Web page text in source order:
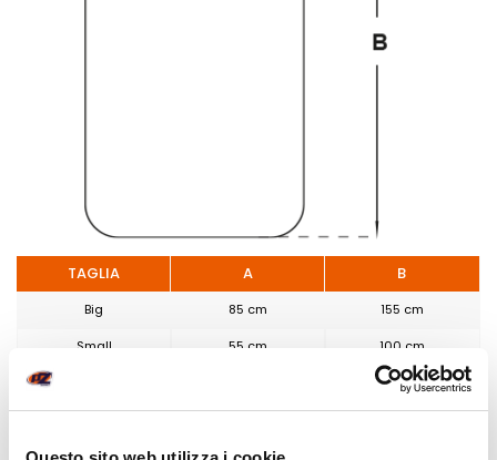
TAGLIA A B
Big 85 cm 155 cm
Small 55 cm 100 cm